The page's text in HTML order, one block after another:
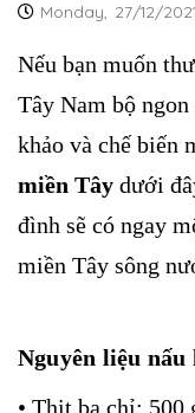
Monday, 27/12/2021
Nếu bạn muốn
Tây Nam bộ
khảo và chế biến
miền Tây dưới
đình sẽ có ngay
miền Tây sông
Nguyên liệu nấu
• Thịt ba chỉ: 500